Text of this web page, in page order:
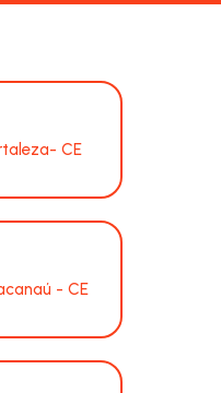
CE
- CE